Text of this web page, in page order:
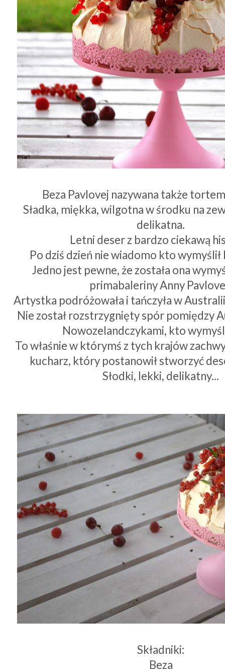
Beza Pavlovej nazywana także
Sładka, miękka, wilgotna w środku na
delikatna.
Letni deser z bardzo ciekawą
Po dziś dzień nie wiadomo kto wymyślił
Jedno jest pewne, że została ona
primabaleriny Anny
Artystka podróżowała i tańczyła w
Nie został rozstrzygnięty spór pomiędzy
Nowozelandczykami, kto
To właśnie w którymś z tych krajów
kucharz, który postanowił stworzyć
Słodki, lekki, delikatny...
Składniki:
Beza